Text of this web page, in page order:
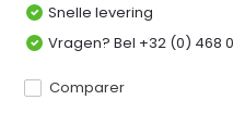
Snelle levering
Vragen? Bel +32 (0) 468
Comparer